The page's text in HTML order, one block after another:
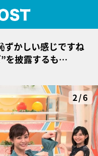
ずかしい感じですね
”を披露するも…
2/6